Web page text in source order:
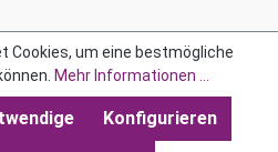
Cookies, um eine bestmögliche
Mehr Informationen ...
Konfigurieren